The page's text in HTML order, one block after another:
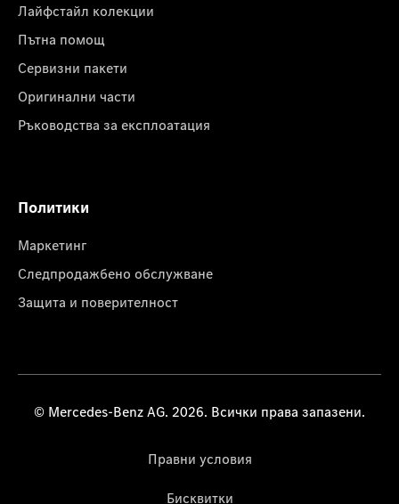
Лайфстайл колекции
Пътна помощ
Сервизни пакети
Оригинални части
Ръководства за експлоатация
Политики
Маркетинг
Следпродажбено обслужване
Защита и поверителност
© Mercedes-Benz AG. 2026. Всички права запазени.
Правни условия
Бисквитки